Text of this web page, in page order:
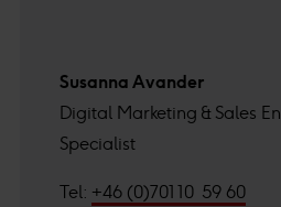
Susanna Avander
Digital Marketing & Sales
Specialist
Tel: +46 (0)701 10 59 60